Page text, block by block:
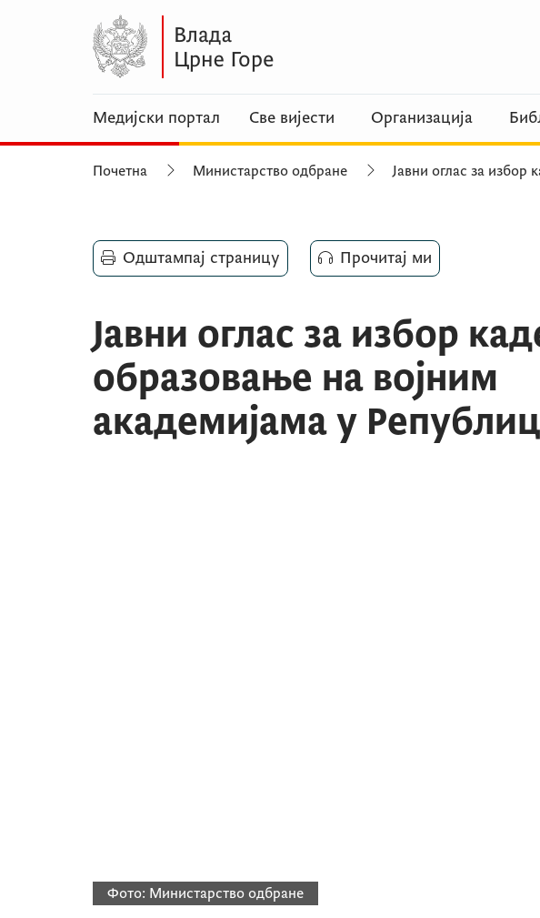
Медијски портал Све вијести Организација
Почетна Министарство одбране Јавни оглас за избор
Одштампај страницу Прочитај ми
Јавни оглас за избор
образовање на војним
академијама у
Фото: Министарство одбране